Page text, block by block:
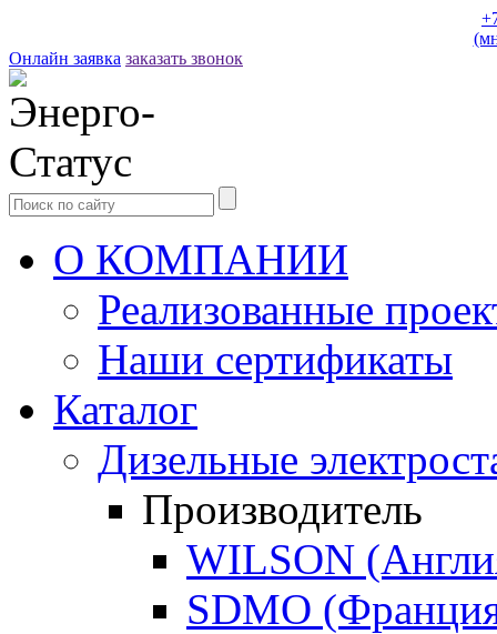
Онлайн заявка заказать звонок
О КОМПАНИИ
Реализованные
Наши сертификаты
Каталог
Дизельные
Производитель
WILSON
SDMO